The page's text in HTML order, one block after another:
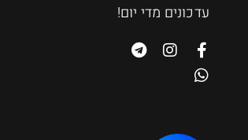
עדכונים מדי יום!